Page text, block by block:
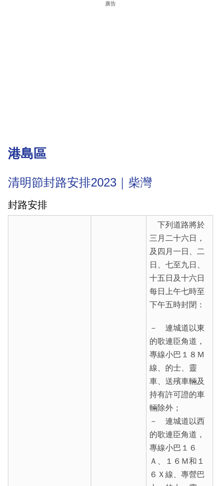
廣告
港島區
清明節封路安排2023｜柴灣
封路安排
下列道路將於
三月二十六日，
及四月一日、二
日、七至九日、
十五日及十六日
每日上午七時至
下午五時封閉：
－ 連城道以東
的歌連臣角道，
專線小巴１８Ｍ
線、的士、靈
車、送殯車輛及
持有許可證的車
輛除外；
－ 連城道以西
的歌連臣角道，
專線小巴１６
Ａ、１６Ｍ和１
６Ｘ線、專營巴